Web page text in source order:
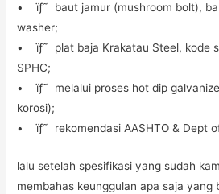
• ïƒ˜ baut jamur (mushroom bolt),
washer;
• ïƒ˜ plat baja Krakatau Steel, kode
SPHC;
• ïƒ˜ melalui proses hot dip
korosi);
• ïƒ˜ rekomendasi AASHTO & Dept
lalu setelah spesifikasi yang sudah
membahas keunggulan apa saja yang